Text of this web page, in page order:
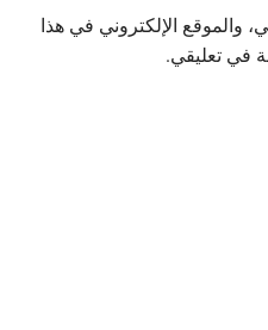
والموقع الإلكتروني في هذا
في تعليقي.